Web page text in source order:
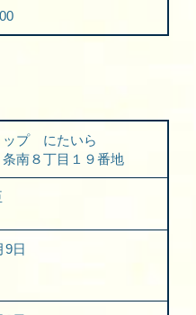
ップ にたいら
南８丁目１９番地
9日